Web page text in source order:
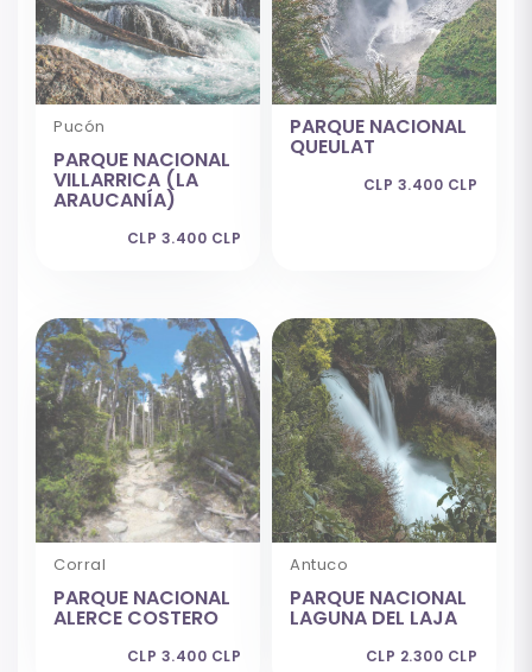
Pucón
PARQUE NACIONAL
VILLARRICA (LA
ARAUCANÍA)
CLP 3.400 CLP
PARQUE NACIONAL
QUEULAT
CLP 3.400 CLP
Corral
PARQUE NACIONAL
ALERCE COSTERO
CLP 3.400 CLP
Antuco
PARQUE NACIONAL
LAGUNA DEL LAJA
CLP 2.300 CLP